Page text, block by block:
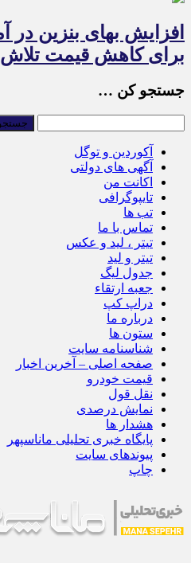
افزایش بهای بنزین در
برای کاهش قیمت
جستجو کن …
آکوردین و توگل
آگهی های دولتی
اکانت من
تایپوگرافی
تب ها
تماس با ما
تیتر ، لید و عکس
تیتر و لید
جدول لیگ
جعبه ارتقاء
دراپ کپ
درباره ما
ستون ها
شناسنامه سایت
صفحه اصلی – آخرین اخبار
قیمت خودرو
نقل قول
نمایش درصدی
هشدار ها
پایگاه خبری تحلیلی ماناسپهر
پیوندهای سایت
چاپ